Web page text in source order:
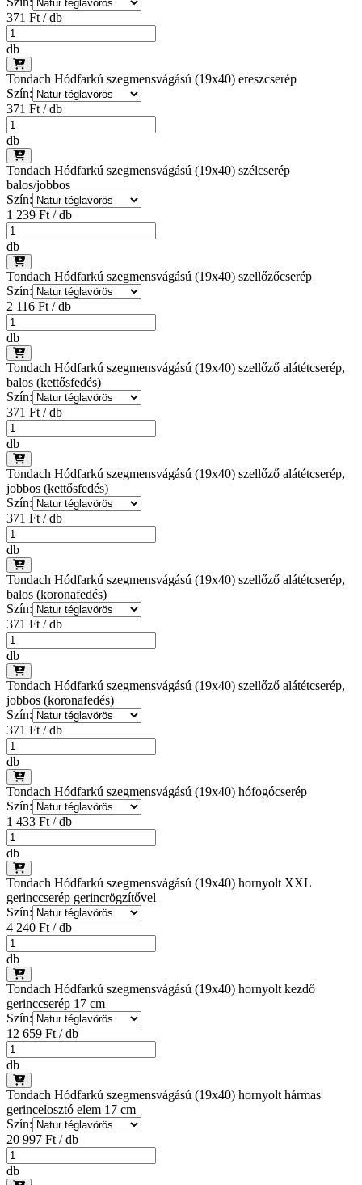
371 Ft / db
db
Tondach Hódfarkú szegmensvágású (19x40) ereszcserép
Szín:
371 Ft / db
db
Tondach Hódfarkú szegmensvágású (19x40) szélcserép
balos/jobbos
Szín:
1 239 Ft / db
db
Tondach Hódfarkú szegmensvágású (19x40) szellőzőcserép
Szín:
2 116 Ft / db
db
Tondach Hódfarkú szegmensvágású (19x40) szellőző alátétcserép,
balos (kettősfedés)
Szín:
371 Ft / db
db
Tondach Hódfarkú szegmensvágású (19x40) szellőző alátétcserép,
jobbos (kettősfedés)
Szín:
371 Ft / db
db
Tondach Hódfarkú szegmensvágású (19x40) szellőző alátétcserép,
balos (koronafedés)
Szín:
371 Ft / db
db
Tondach Hódfarkú szegmensvágású (19x40) szellőző alátétcserép,
jobbos (koronafedés)
Szín:
371 Ft / db
db
Tondach Hódfarkú szegmensvágású (19x40) hófogócserép
Szín:
1 433 Ft / db
db
Tondach Hódfarkú szegmensvágású (19x40) hornyolt XXL
gerinccserép gerincrögzítővel
Szín:
4 240 Ft / db
db
Tondach Hódfarkú szegmensvágású (19x40) hornyolt kezdő
gerinccserép 17 cm
Szín:
12 659 Ft / db
db
Tondach Hódfarkú szegmensvágású (19x40) hornyolt hármas
gerincelosztó elem 17 cm
Szín:
20 997 Ft / db
db